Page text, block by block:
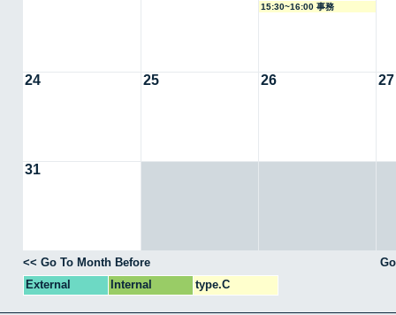
15:30~16:00 事務
24 25 26 27
31
<< Go To Month Before
External
Internal type.C